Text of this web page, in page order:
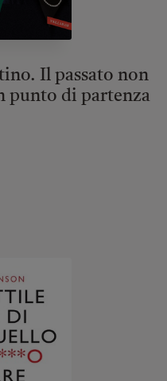
Il passato non
punto di partenza